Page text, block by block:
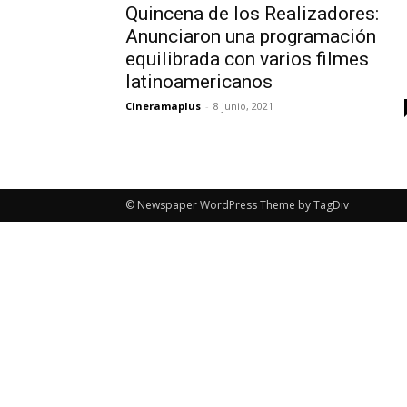
Quincena de los Realizadores:
Anunciaron una programación
equilibrada con varios filmes
latinoamericanos
Cineramaplus - 8 junio, 2021
© Newspaper WordPress Theme by TagDiv